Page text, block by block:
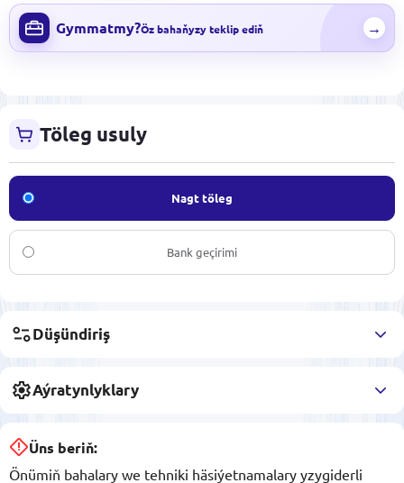
Gymmatmy?Öz bahaňyzy teklip ediň →
Töleg usuly
Nagt töleg
Bank geçirimi
Düşündiriş
Aýratynlyklary
Üns beriň:
Önümiň bahalary we tehniki häsiýetnamalary yzygiderli